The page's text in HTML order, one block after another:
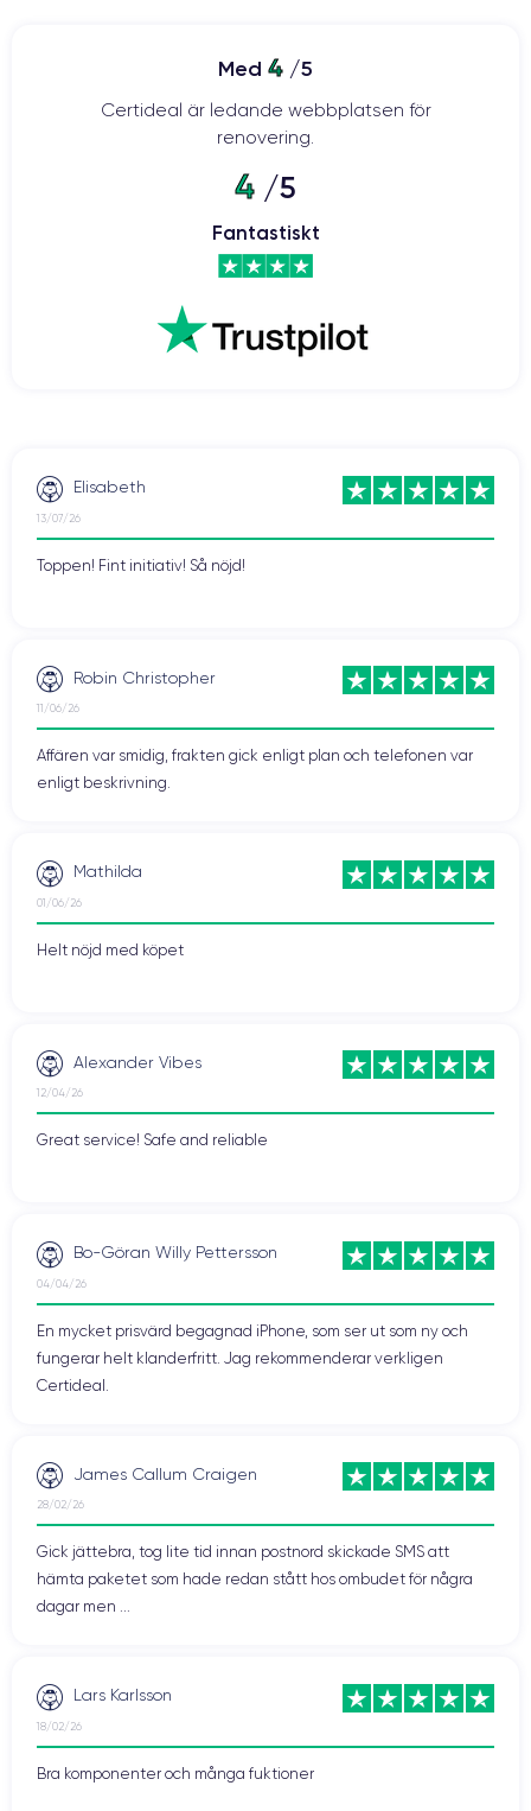
Med 4 /5
Certideal är ledande webbplatsen för
renovering.
4 /5
Fantastiskt
Elisabeth
13/07/26
Toppen! Fint initiativ! Så nöjd!
Robin Christopher
11/06/26
Affären var smidig, frakten gick enligt plan och telefonen var
enligt beskrivning.
Mathilda
01/06/26
Helt nöjd med köpet
Alexander Vibes
12/04/26
Great service! Safe and reliable
Bo-Göran Willy Pettersson
04/04/26
En mycket prisvärd begagnad iPhone, som ser ut som ny och
fungerar helt klanderfritt. Jag rekommenderar verkligen
Certideal.
James Callum Craigen
28/02/26
Gick jättebra, tog lite tid innan postnord skickade SMS att
hämta paketet som hade redan stått hos ombudet för några
dagar men ...
Lars Karlsson
18/02/26
Bra komponenter och många fuktioner